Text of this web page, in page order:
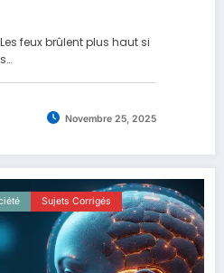
feux brûlent plus haut si
Novembre 25, 2025
Sujets Corrigés